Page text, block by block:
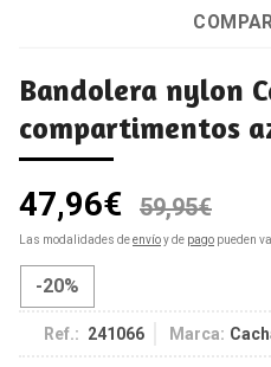
Bandolera nylon
compartimentos
47,96€ 59,95€
Las modalidades deenvíoy de pago pueden
-20%
Ref.: 241066 Marca: